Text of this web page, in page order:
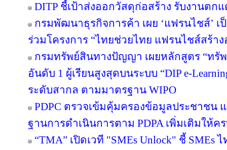
DITP ชี้เป้าส่งออกวัสดุก่อสร้าง รับงานตก
กรมพัฒนาธุรกิจการค้า เผย ‘แฟรนไชส์’
ร่วมโครงการ “ไทยช่วยไทย แฟรนไชส์สร้า
กรมทรัพย์สินทางปัญญา เผยหลักสูตร “ท
อันดับ 1 ผู้เรียนสูงสุดบนระบบ “DIP e-
ระดับสากล ตามมาตรฐาน WIPO
PDPC ตรวจเข้มคุ้มครองข้อมูลประชาชน
ฐานการดำเนินการตาม PDPA เพิ่มเติมให้ค
“TMA” เปิดเวที "SMEs Unlock" ชี้ SMEs